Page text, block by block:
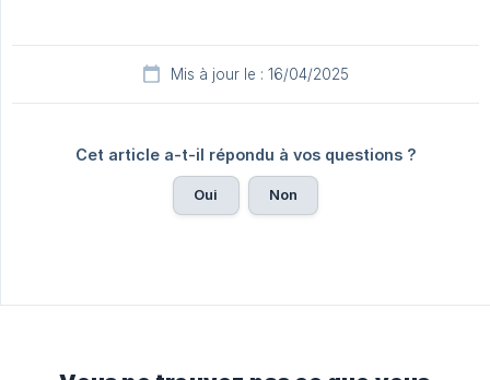
Mis à jour le : 16/04/2025
Cet article a-t-il répondu à vos questions ?
Oui Non